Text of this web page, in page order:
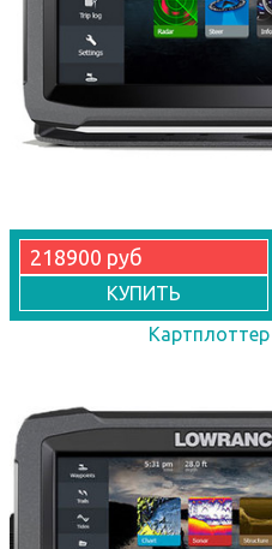
218900 руб
КУПИТЬ
Картплоттер